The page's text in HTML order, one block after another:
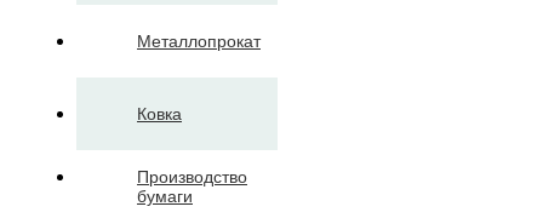
Металлопрокат
Ковка
Производство
бумаги